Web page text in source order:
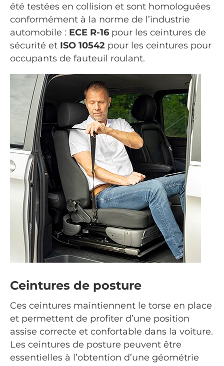
été testées en collision et sont homologuées
conformément à la norme de l’industrie
automobile : ECE R-16 pour les ceintures de
sécurité et ISO 10542 pour les ceintures pour
occupants de fauteuil roulant.
Ceintures de posture
Ces ceintures maintiennent le torse en place
et permettent de profiter d’une position
assise correcte et confortable dans la voiture.
Les ceintures de posture peuvent être
essentielles à l’obtention d’une géométrie